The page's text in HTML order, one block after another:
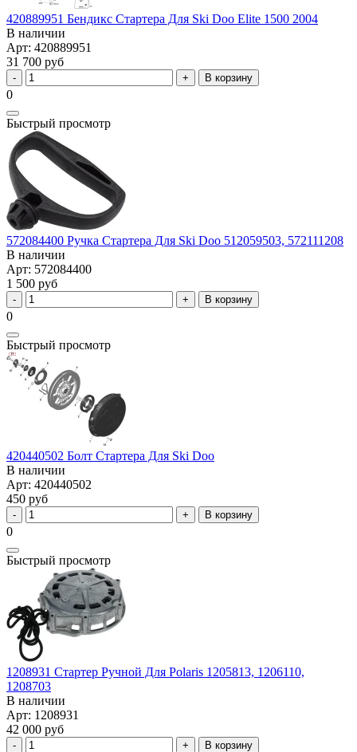
420889951 Бендикс Стартера Для Ski Doo Elite 1500 2004
В наличии
Арт: 420889951
31 700 руб
В корзину
0
Быстрый просмотр
572084400 Ручка Стартера Для Ski Doo 512059503, 572111208
В наличии
Арт: 572084400
1 500 руб
В корзину
0
Быстрый просмотр
420440502 Болт Стартера Для Ski Doo
В наличии
Арт: 420440502
450 руб
В корзину
0
Быстрый просмотр
1208931 Стартер Ручной Для Polaris 1205813, 1206110,
1208703
В наличии
Арт: 1208931
42 000 руб
В корзину